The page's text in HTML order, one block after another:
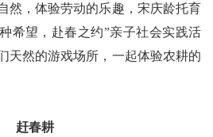
然，体验劳动的乐趣，宋庆龄托育
希望，赴春之约”亲子社会实践活
天然的游戏场所，一起体验农耕的
赶春耕